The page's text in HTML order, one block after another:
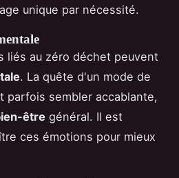
unique par nécessité.
liés au zéro déchet peuvent
. La quête d'un mode de
parfois sembler accablante,
être général. Il est
ces émotions pour mieux